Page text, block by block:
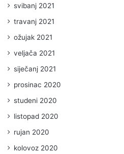
svibanj 2021
travanj 2021
ožujak 2021
veljača 2021
siječanj 2021
prosinac 2020
studeni 2020
listopad 2020
rujan 2020
kolovoz 2020